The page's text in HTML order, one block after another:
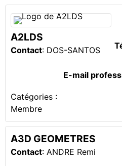
A2LDS
Contact: DOS-SANTOS
E-mail
Catégories :
Membre
A3D GEOMETRES
Contact: ANDRE Remi